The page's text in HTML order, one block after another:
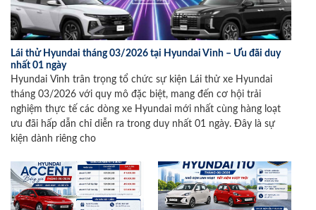
Lái thử Hyundai tháng 03/2026 tại Hyundai Vinh – Ưu đãi duy
nhất 01 ngày
Hyundai Vinh trân trọng tổ chức sự kiện Lái thử xe Hyundai
tháng 03/2026 với quy mô đặc biệt, mang đến cơ hội trải
nghiệm thực tế các dòng xe Hyundai mới nhất cùng hàng loạt
ưu đãi hấp dẫn chỉ diễn ra trong duy nhất 01 ngày. Đây là sự
kiện dành riêng cho